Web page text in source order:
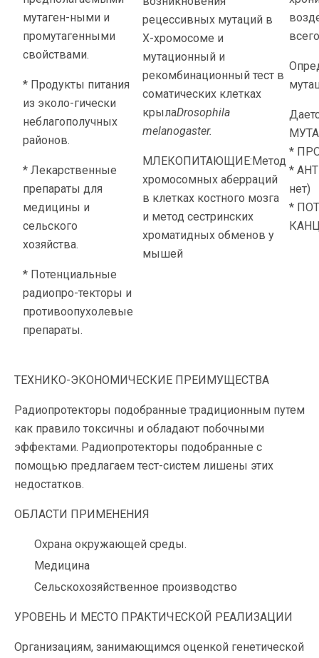
мутаген-ными и
промутагенными
свойствами.
* Продукты питания
из эколо-гически
неблагополучных
районов.
* Лекарственные
препараты для
медицины и
сельского
хозяйства.
* Потенциальные
радиопро-текторы и
противоопухолевые
препараты.
рецессивных мутаций в
Х-хромосоме и
мутационный и
рекомбинационный тест в
соматических клетках
крылаDrosophila
melanogaster.
МЛЕКОПИТАЮЩИЕ:Метод
хромосомных аберраций
в клетках костного мозга
и метод сестринских
хроматидных обменов у
мышей
*
*
нет)
*
ТЕХНИКО-ЭКОНОМИЧЕСКИЕ ПРЕИМУЩЕСТВА
Радиопротекторы подобранные традиционным путем
как правило токсичны и обладают побочными
эффектами. Радиопротекторы подобранные с
помощью предлагаем тест-систем лишены этих
недостатков.
ОБЛАСТИ ПРИМЕНЕНИЯ
Охрана окружающей среды.
Медицина
Сельскохозяйственное производство
УРОВЕНЬ И МЕСТО ПРАКТИЧЕСКОЙ РЕАЛИЗАЦИИ
Организациям, занимающимся оценкой генетической